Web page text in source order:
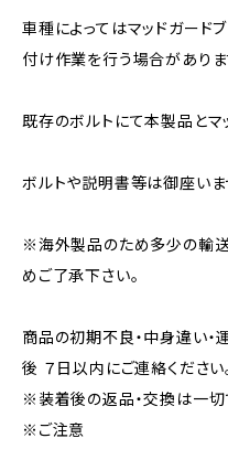
車種によってはマッドガード
付け作業を行う場合がありま
既存のボルトにて本製品とマ
ボルトや説明書等は御座いま
※海外製品のため多少の輸
めご了承下さい。
商品の初期不良・中身違い・
後 ７日以内にご連絡ください
※装着後の返品・交換は一切
※ご注意